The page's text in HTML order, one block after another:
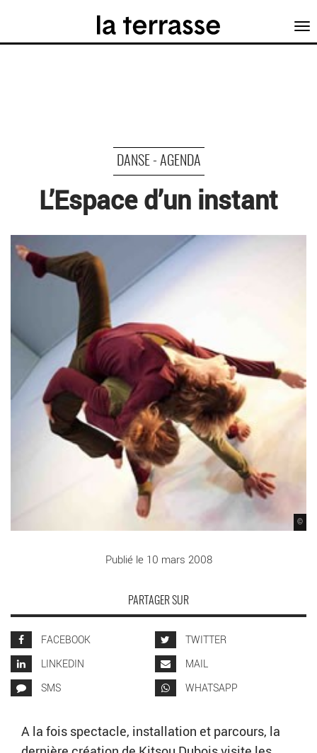
DANSE - AGENDA
L’Espace d’un instant
©
Publié le 10 mars 2008
PARTAGER SUR
FACEBOOK
TWITTER
LINKEDIN
MAIL
SMS
WHATSAPP
A la fois spectacle, installation et parcours, la